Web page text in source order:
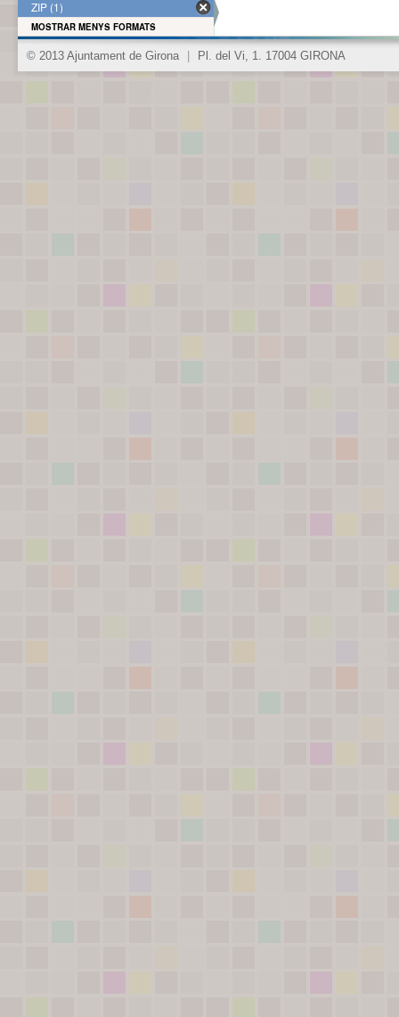
ZIP (1)
MOSTRAR MENYS FORMATS
© 2013 Ajuntament de Girona Pl. del Vi, 1. 17004 GIRONA